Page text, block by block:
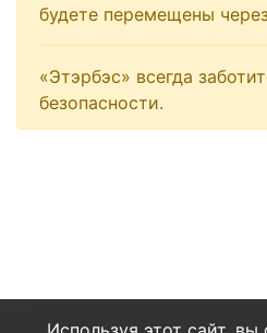
будете перемещены
«Этэрбэс» всегда
безопасности.